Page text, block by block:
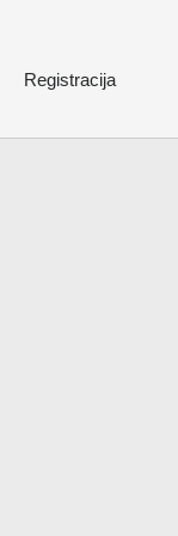
Registracija